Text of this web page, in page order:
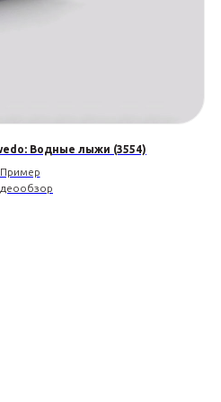
Водные лыжи (3554)
Пример